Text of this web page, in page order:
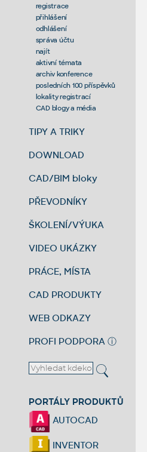
registrace
přihlášení
odhlášení
správa účtu
najít
aktivní témata
archiv konference
posledních 100 příspěvků
lokality registrací
CAD blogy a média
TIPY A TRIKY
DOWNLOAD
CAD/BIM bloky
PŘEVODNÍKY
ŠKOLENÍ/VÝUKA
VIDEO UKÁZKY
PRÁCE, MÍSTA
CAD PRODUKTY
WEB ODKAZY
PROFI PODPORA ⓘ
PORTÁLY PRODUKTŮ
AUTOCAD
INVENTOR